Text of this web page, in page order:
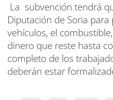
La subvención tendrá
Diputación de Soria
vehículos, el
dinero que reste hasta
completo de los
deberán estar